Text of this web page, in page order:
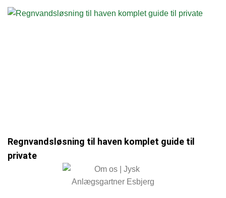
Regnvandsløsning til haven komplet guide til
private